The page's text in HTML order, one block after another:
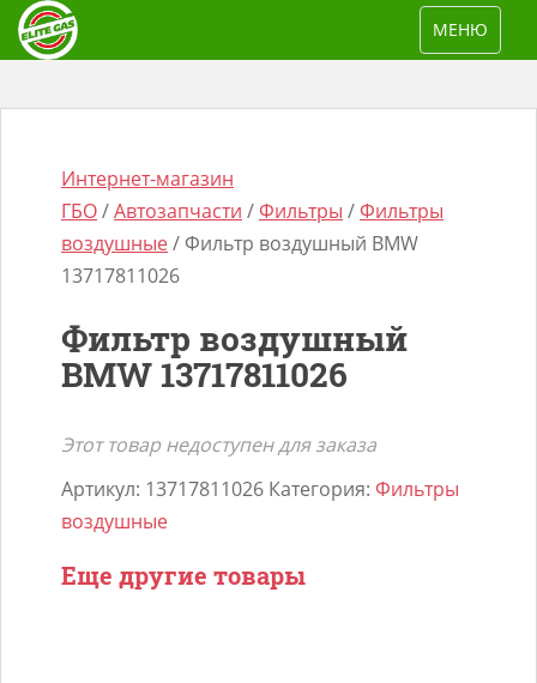
p
TOGGLE
МЕНЮ
Поиск
Интернет-магазин
ГБО/Автозапчасти /Фильтры /Фильтры
воздушные/ Фильтр воздушный BMW
13717811026
Фильтр воздушный
BMW 13717811026
Этот товар недоступен для заказа
Артикул: 13717811026 Категория: Фильтры
воздушные
Еще другие товары